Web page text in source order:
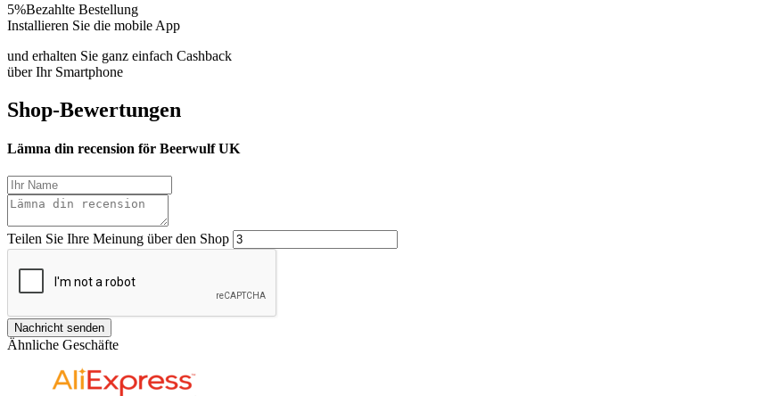
5%Bezahlte Bestellung
Installieren Sie die mobile App
und erhalten Sie ganz einfach Cashback
über Ihr Smartphone
Shop-Bewertungen
Lämna din recension för Beerwulf UK
Teilen Sie Ihre Meinung über den Shop
Nachricht senden
Ähnliche Geschäfte